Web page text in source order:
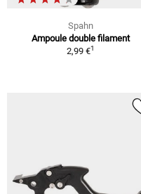
Spahn
Ampoule double filament
2,99 €1